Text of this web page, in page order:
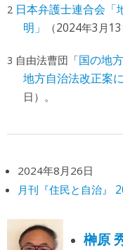
日本弁護士連合会「
明」
（2024年3月13
自由法曹団「国の地
地方自治法改正案
日）。
2024年8月26日
月刊『住民と自治』
榊原